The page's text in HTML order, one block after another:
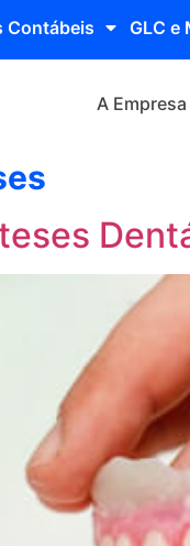
Contábeis GLC e
A Empresa